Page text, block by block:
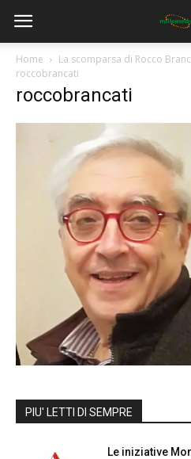
Home
La scomparsa di Rocco
roccobrancati
roccobrancati
PIU' LETTI DI SEMPRE
Le iniziative